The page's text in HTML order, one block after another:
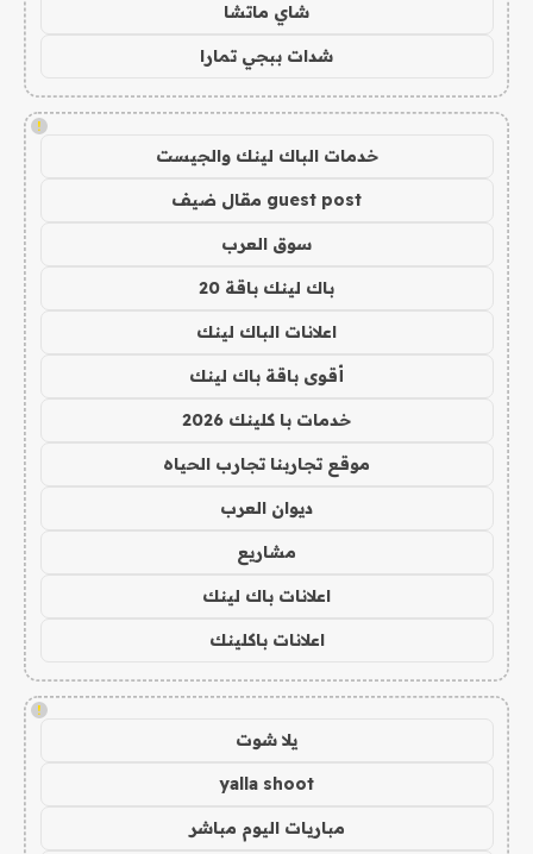
شاي ماتشا
شدات ببجي تمارا
!
خدمات الباك لينك والجيست
guest post مقال ضيف
سوق العرب
باك لينك باقة 20
اعلانات الباك لينك
أقوى باقة باك لينك
خدمات با كلينك 2026
موقع تجاربنا تجارب الحياه
ديوان العرب
مشاريع
اعلانات باك لينك
اعلانات باكلينك
!
يلا شوت
yalla shoot
مباريات اليوم مباشر